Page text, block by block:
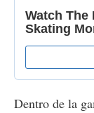
Dentro de la